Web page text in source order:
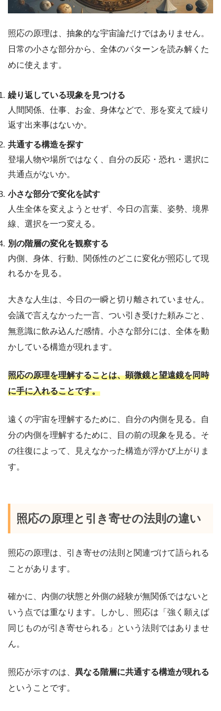
照応の原理は、抽象的な宇宙論だけではありません。
日常の小さな部分から、全体のパターンを読み解くた
めに使えます。
繰り返している現象を見つける
人間関係、仕事、お金、身体などで、形を変えて繰り
返す出来事はないか。
共通する構造を探す
登場人物や場所ではなく、自分の反応・恐れ・選択に
共通点がないか。
小さな部分で変化を試す
人生全体を変えようとせず、今日の言葉、姿勢、境界
線、選択を一つ変える。
別の階層の変化を観察する
内側、身体、行動、関係性のどこに変化が照応して現
れるかを見る。
大きな人生は、今日の一瞬と切り離されていません。
会議で言えなかった一言、つい引き受けた頼みごと、
無意識に飲み込んだ感情。小さな部分には、全体を動
かしている構造が現れます。
照応の原理を理解することは、顕微鏡と望遠鏡を同時
に手に入れることです。
遠くの宇宙を理解するために、自分の内側を見る。自
分の内側を理解するために、目の前の現象を見る。そ
の往復によって、見えなかった構造が浮かび上がりま
す。
照応の原理と引き寄せの法則の違い
照応の原理は、引き寄せの法則と関連づけて語られる
ことがあります。
確かに、内側の状態と外側の経験が無関係ではないと
いう点では重なります。しかし、照応は「強く願えば
同じものが引き寄せられる」という法則ではありませ
ん。
照応が示すのは、 異なる階層に共通する構造が現れる
ということです。